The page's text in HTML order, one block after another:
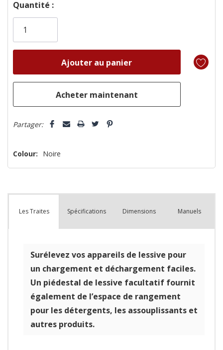
Dépêchez-
vous!
plus
Quantité :
Partager:
Colour: Noire
Les Traites Spécifications Dimensions Manuels
Surélevez vos appareils de lessive pour
un chargement et déchargement faciles.
Un piédestal de lessive facultatif fournit
également de l’espace de rangement
pour les détergents, les assouplissants et
autres produits.